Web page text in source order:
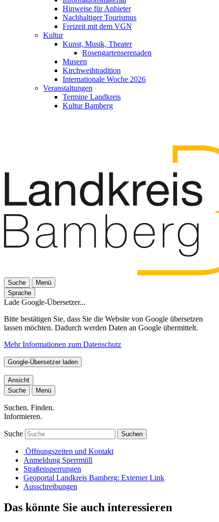
Hinweise für Anbieter
Nachhaltiger Tourismus
Freizeit mit dem VGN
Kultur
Kunst, Musik, Theater
Rosengartenserenaden
Museen
Kirchweihtradition
Internationale Woche 2026
Veranstaltungen
Termine Landkreis
Kultur Bamberg
Suche
Menü
Sprache
Lade Google-Übersetzer...
Bitte bestätigen Sie, dass Sie die Website von Google übersetzen
lassen möchten. Dadurch werden Daten an Google übermittelt.
Mehr Informationen zum Datenschutz
Google-Übersetzer laden
Ansicht
Suche
Menü
Suchen. Finden.
Informieren.
Suche Suchen
Öffnungszeiten und Kontakt
Anmeldung Sperrmüll
Straßensperrungen
Geoportal Landkreis Bamberg: Externer Link
Ausschreibungen
Das könnte Sie auch interessieren